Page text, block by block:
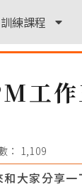
訓練課程
工
： 1,109
大家分享一